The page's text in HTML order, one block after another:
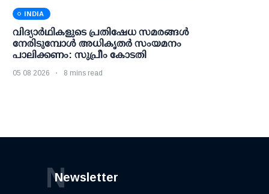
INDIA
വിദ്യാര്‍ഥികളുടെ പ്രതിഷേധ സമരങ്ങള്‍
നേരിടുമ്പോള്‍ അധികൃതര്‍ സംയമനം
പാലിക്കണം: സുപ്രീം കോടതി
05 08 2026 8 mins read
Newsletter
N